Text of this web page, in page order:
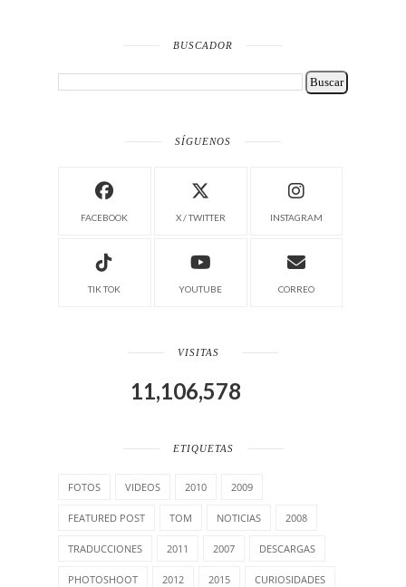
BUSCADOR
SÍGUENOS
FACEBOOK X / TWITTER INSTAGRAM
TIK TOK YOUTUBE CORREO
VISITAS
11,106,578
ETIQUETAS
FOTOS VIDEOS 2010 2009
FEATURED POST TOM NOTICIAS 2008
TRADUCCIONES 2011 2007 DESCARGAS
PHOTOSHOOT 2012 2015 CURIOSIDADES